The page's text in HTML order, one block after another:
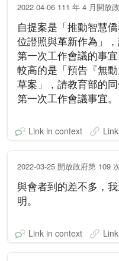
2022-04-06 111 年 4 月開放
自提案是「推動智慧
位證照與革新作為」
第一次工作會議的事
較高的是「預告『無
草案」，請教育部的
第一次工作會議事宜。
Link in context Link
2022-03-25 開放政府第 109
與會者到的差不多，
明。
Link in context Link